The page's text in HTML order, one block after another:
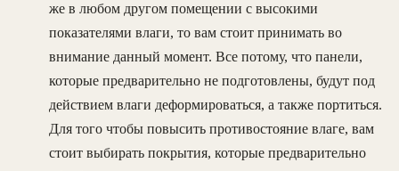
же в любом другом помещении с высокими
показателями влаги, то вам стоит принимать во
внимание данный момент. Все потому, что панели,
которые предварительно не подготовлены, будут под
действием влаги деформироваться, а также портиться.
Для того чтобы повысить противостояние влаге, вам
стоит выбирать покрытия, которые предварительно